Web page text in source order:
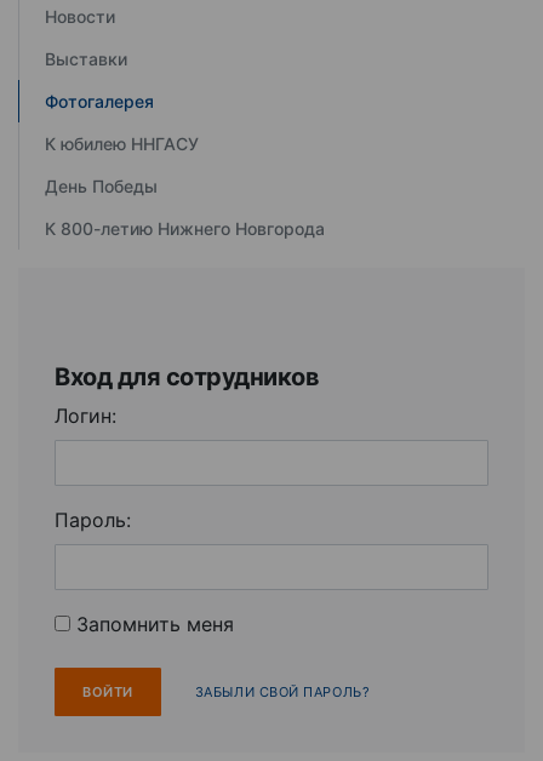
Новости
Выставки
Фотогалерея
К юбилею ННГАСУ
День Победы
К 800-летию Нижнего Новгорода
Вход для сотрудников
Логин:
Пароль:
Запомнить меня
ЗАБЫЛИ СВОЙ ПАРОЛЬ?